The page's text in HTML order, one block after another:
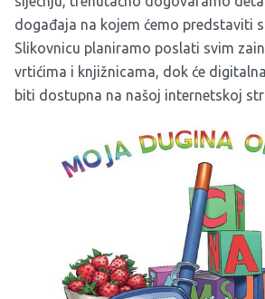
događaja na kojem ćemo predstaviti
Slikovnicu planiramo poslati svim
vrtićima i knjižnicama, dok će
biti dostupna na našoj internetskoj